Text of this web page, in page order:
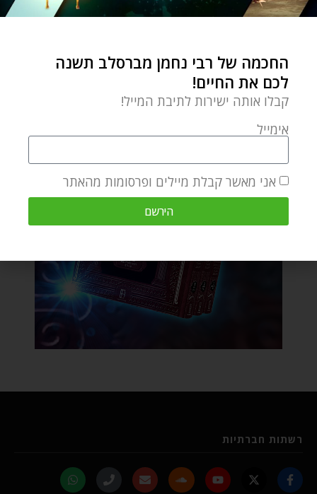
רשתות חברתיות
החכמה של רבי נחמן מברסלב תשנה
לכם את החיים!
קבלו אותה ישירות לתיבת המייל!
אימייל
אני מאשר קבלת מיילים ופרסומות מהאתר
הירשם